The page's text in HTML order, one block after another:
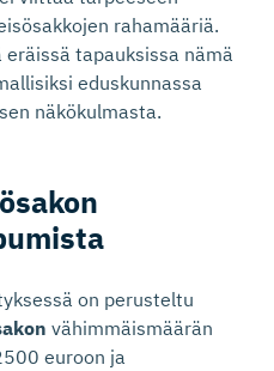
rahamääriä.
tapauksissa nämä
eduskunnassa
näkökulmasta.
on perusteltu
vähimmäismäärän
euroon ja